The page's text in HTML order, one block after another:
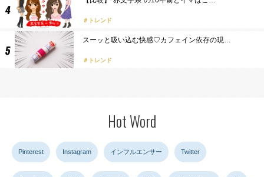
トレンド
スーッと吸い込む快感♡カフェイン依存の現…
トレンド
Hot Word
Pinterest Instagram インフルエンサー Twitter